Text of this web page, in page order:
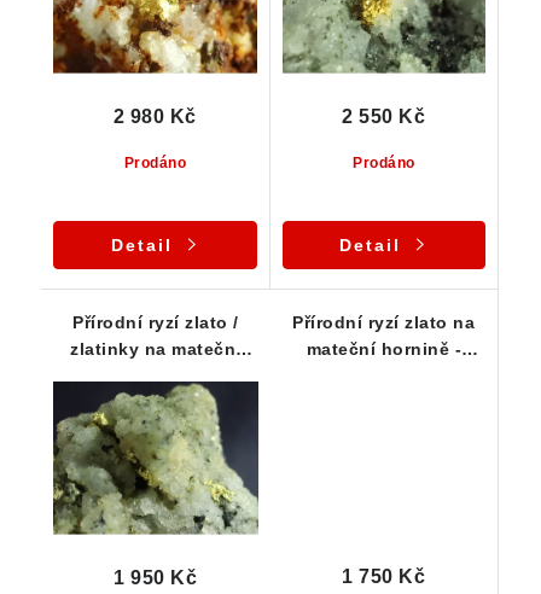
Prodáno
2 980 Kč
Detail
Prodáno
2 550 Kč
Detail
Přírodní ryzí zlato /
zlatinky na mateční
Jeseníky
1 950 Kč
Přírodní ryzí zlato na
mateční hornině -
1 750 Kč